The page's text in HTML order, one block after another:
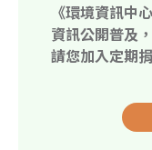
《環境資訊中
資訊公開普及
請您加入定期